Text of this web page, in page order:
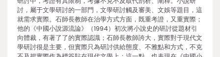
討，屬于文學研討的一部門，文學研討觸及審美、文娛等題目，這
就需求實際。石師長教師在治學方式方面，既重考證，又重實際；
他的《中國小說源流論》（1994）初次將小說史的研討從題材引
向體裁，有著了了的實際認識；石師長教師誇大，實際對于現代文
學研討很是主要，但實際只為研討供給態度、不雅點和方式，不克